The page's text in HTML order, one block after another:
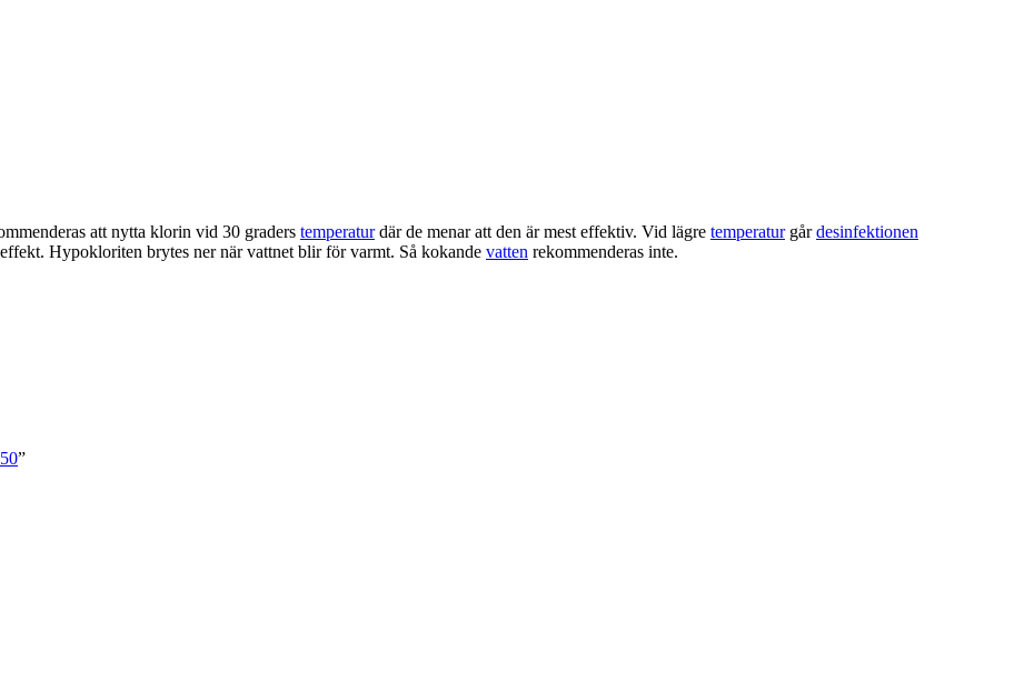
att nytta klorin vid 30 graders temperaturdär de menar att den är mest effektiv. Vid lägre temperaturgårdesinfektionen
Hypokloriten brytes ner när vattnet blir för varmt. Så kokande vatten rekommenderas inte.
”